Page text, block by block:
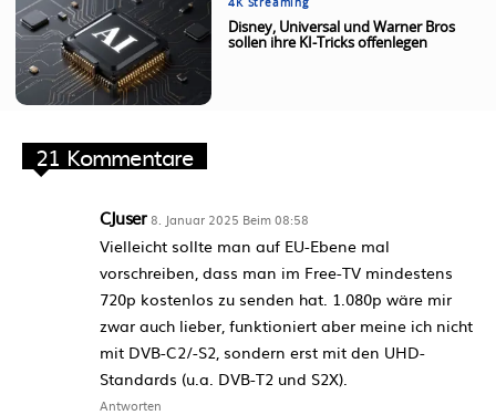
4K Streaming
Disney, Universal und Warner Bros
sollen ihre KI-Tricks offenlegen
21 Kommentare
CJuser 8. Januar 2025 Beim 08:58
Vielleicht sollte man auf EU-Ebene mal
vorschreiben, dass man im Free-TV mindestens
720p kostenlos zu senden hat. 1.080p wäre mir
zwar auch lieber, funktioniert aber meine ich nicht
mit DVB-C2/-S2, sondern erst mit den UHD-
Standards (u.a. DVB-T2 und S2X).
Antworten